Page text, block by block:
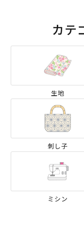
カテ
生地
刺し子
ミシン